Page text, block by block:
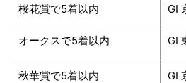
桜花賞で5着以内 GⅠ
オークスで5着以内 GⅠ
秋華賞で5着以内 GⅠ